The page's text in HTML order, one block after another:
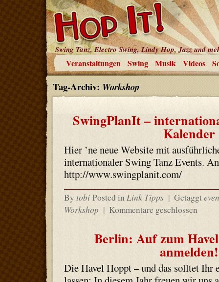
Swing Tanz, Electro Swing, Lindy Hop, Jazz und
Veranstaltungen Swing Musik Videos
Tag-Archiv: Workshop
SwingPlanIt –
Kalender
Hier ’ne neue Website mit
internationaler Swing Tanz Events.
http://www.swingplanit.com/
By tobi Posted in Link Tipps | Getaggt
Workshop | Kommentare geschlossen
Berlin: Auf zum
anmelden!
Die Havel Hoppt – und das solltet Ihr